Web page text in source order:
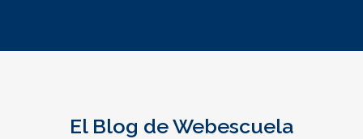
El Blog de Webescuela